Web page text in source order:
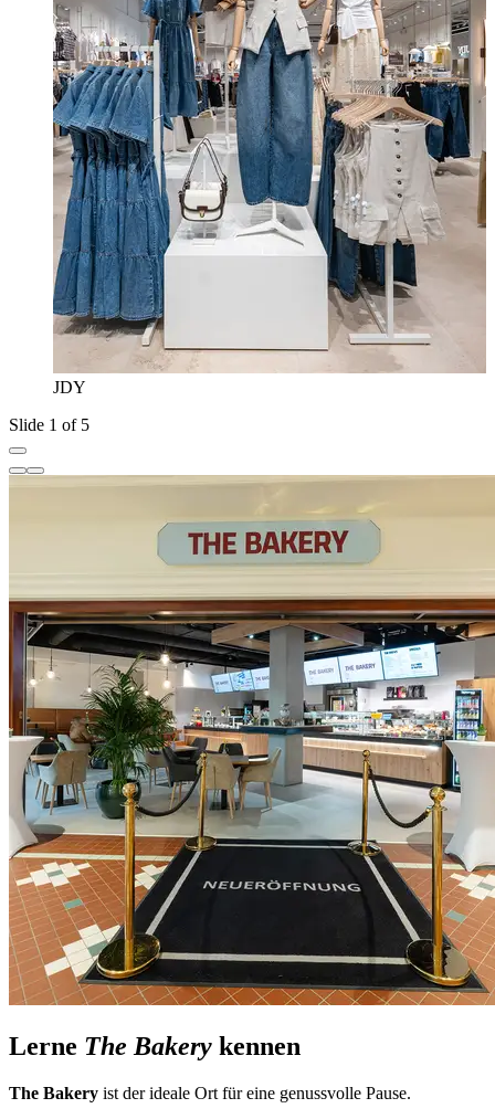
JDY
Slide 1 of 5
Lerne The Bakery kennen
The Bakery ist der ideale Ort für eine genussvolle Pause.